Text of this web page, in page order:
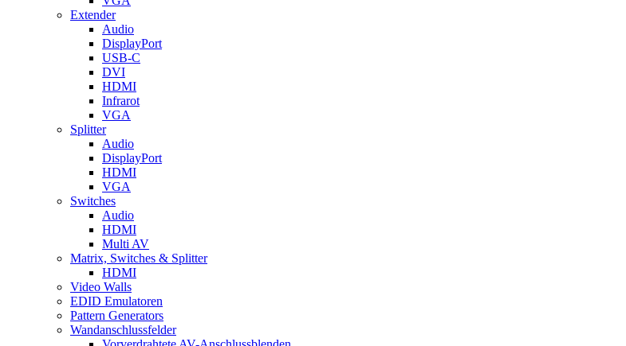
Extender
Audio
DisplayPort
USB-C
DVI
HDMI
Infrarot
VGA
Splitter
Audio
DisplayPort
HDMI
VGA
Switches
Audio
HDMI
Multi AV
Matrix, Switches & Splitter
HDMI
Video Walls
EDID Emulatoren
Pattern Generators
Wandanschlussfelder